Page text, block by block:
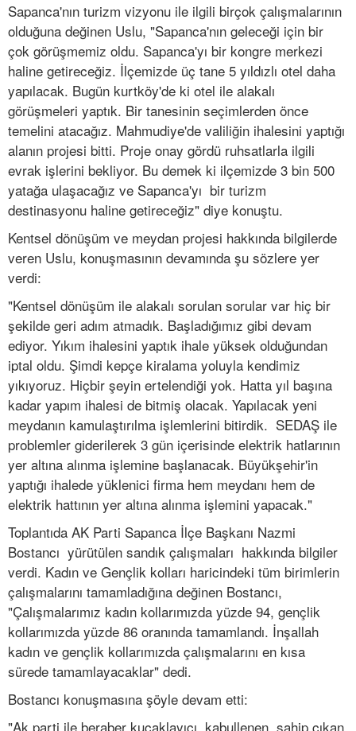
Sapanca'nın turizm vizyonu ile ilgili birçok çalışmalarının
olduğuna değinen Uslu, "Sapanca'nın geleceği için bir
çok görüşmemiz oldu. Sapanca'yı bir kongre merkezi
haline getireceğiz. İlçemizde üç tane 5 yıldızlı otel daha
yapılacak. Bugün kurtköy'de ki otel ile alakalı
görüşmeleri yaptık. Bir tanesinin seçimlerden önce
temelini atacağız. Mahmudiye'de valiliğin ihalesini yaptığı
alanın projesi bitti. Proje onay gördü ruhsatlarla ilgili
evrak işlerini bekliyor. Bu demek ki ilçemizde 3 bin 500
yatağa ulaşacağız ve Sapanca'yı bir turizm
destinasyonu haline getireceğiz" diye konuştu.
Kentsel dönüşüm ve meydan projesi hakkında bilgilerde
veren Uslu, konuşmasının devamında şu sözlere yer
verdi:
"Kentsel dönüşüm ile alakalı sorulan sorular var hiç bir
şekilde geri adım atmadık. Başladığımız gibi devam
ediyor. Yıkım ihalesini yaptık ihale yüksek olduğundan
iptal oldu. Şimdi kepçe kiralama yoluyla kendimiz
yıkıyoruz. Hiçbir şeyin ertelendiği yok. Hatta yıl başına
kadar yapım ihalesi de bitmiş olacak. Yapılacak yeni
meydanın kamulaştırılma işlemlerini bitirdik. SEDAŞ ile
problemler giderilerek 3 gün içerisinde elektrik hatlarının
yer altına alınma işlemine başlanacak. Büyükşehir'in
yaptığı ihalede yüklenici firma hem meydanı hem de
elektrik hattının yer altına alınma işlemini yapacak."
Toplantıda AK Parti Sapanca İlçe Başkanı Nazmi
Bostancı yürütülen sandık çalışmaları hakkında bilgiler
verdi. Kadın ve Gençlik kolları haricindeki tüm birimlerin
çalışmalarını tamamladığına değinen Bostancı,
"Çalışmalarımız kadın kollarımızda yüzde 94, gençlik
kollarımızda yüzde 86 oranında tamamlandı. İnşallah
kadın ve gençlik kollarımızda çalışmalarını en kısa
sürede tamamlayacaklar" dedi.
Bostancı konuşmasına şöyle devam etti:
"Ak parti ile beraber kucaklayıcı, kabullenen, sahip çıkan